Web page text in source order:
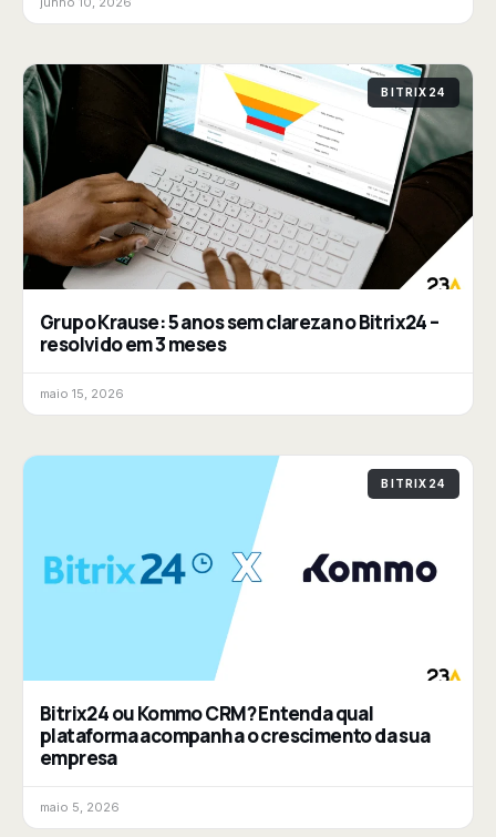
BITRIX24
Grupo Krause: 5 anos sem clareza no Bitrix24 –
resolvido em 3 meses
maio 15, 2026
BITRIX24
Bitrix24 ou Kommo CRM? Entenda qual
plataforma acompanha o crescimento da sua
empresa
maio 5, 2026